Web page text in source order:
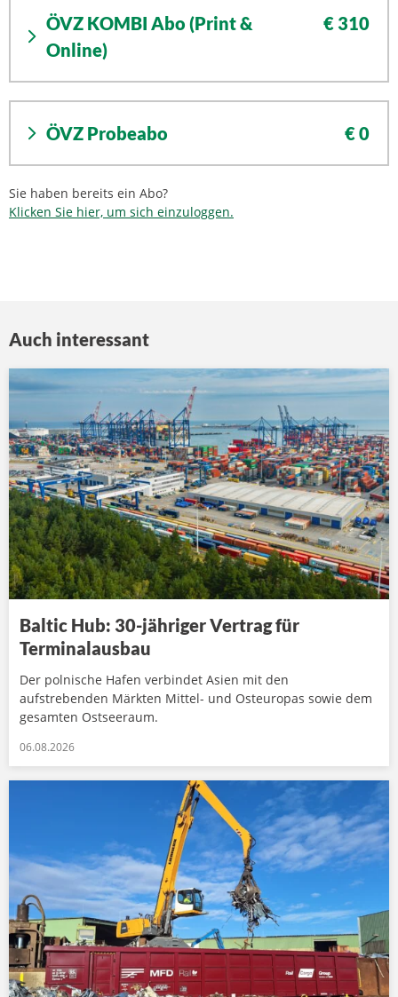
ÖVZ KOMBI Abo (Print &
Online)
€ 310
ÖVZ Probeabo € 0
Sie haben bereits ein Abo?
Klicken Sie hier, um sich einzuloggen.
Auch interessant
Baltic Hub: 30-jähriger Vertrag für
Terminalausbau
Der polnische Hafen verbindet Asien mit den
aufstrebenden Märkten Mittel- und Osteuropas sowie dem
gesamten Ostseeraum.
06.08.2026